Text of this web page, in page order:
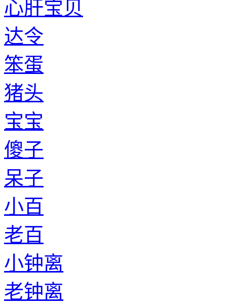
心肝宝贝
达令
笨蛋
猪头
宝宝
傻子
呆子
小百
老百
小钟离
老钟离